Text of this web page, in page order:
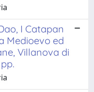
I Catapan
Medioevo ed
Villanova di